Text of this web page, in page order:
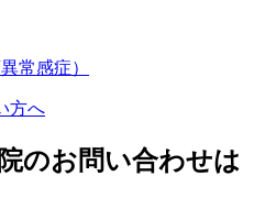
常感症）
のお問い合わせは